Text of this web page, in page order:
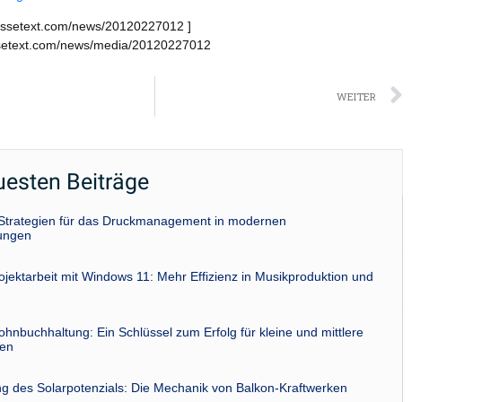
news/20120227012 ]
news/media/20120227012
WEITER
Beiträge
für das Druckmanagement in modernen
mit Windows 11: Mehr Effizienz in Musikproduktion und
Ein Schlüssel zum Erfolg für kleine und mittlere
des Solarpotenzials: Die Mechanik von Balkon-Kraftwerken